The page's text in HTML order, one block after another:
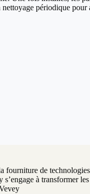
périodique pour
fourniture de
à transformer